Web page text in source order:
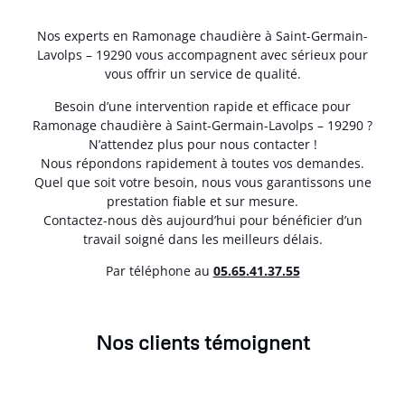
Nos experts en Ramonage chaudière à Saint-Germain-
Lavolps – 19290 vous accompagnent avec sérieux pour
vous offrir un service de qualité.
Besoin d’une intervention rapide et efficace pour
Ramonage chaudière à Saint-Germain-Lavolps – 19290 ?
N’attendez plus pour nous contacter !
Nous répondons rapidement à toutes vos demandes.
Quel que soit votre besoin, nous vous garantissons une
prestation fiable et sur mesure.
Contactez-nous dès aujourd’hui pour bénéficier d’un
travail soigné dans les meilleurs délais.
Par téléphone au 05.65.41.37.55
Nos clients témoignent